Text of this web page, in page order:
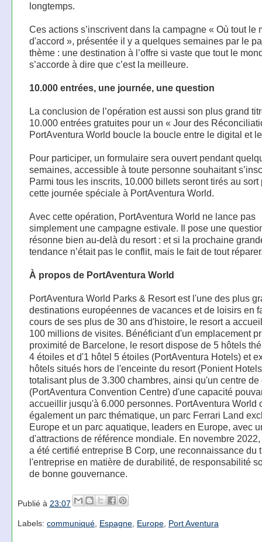
longtemps.
Ces actions s’inscrivent dans la campagne « Où tout le
d'accord », présentée il y a quelques semaines par le
thème : une destination à l’offre si vaste que tout le
s’accorde à dire que c’est la meilleure.
10.000 entrées, une journée, une question
La conclusion de l’opération est aussi son plus grand
10.000 entrées gratuites pour un « Jour des
PortAventura World boucle la boucle entre le digital et
Pour participer, un formulaire sera ouvert pendant
semaines, accessible à toute personne souhaitant
Parmi tous les inscrits, 10.000 billets seront tirés au sort
cette journée spéciale à PortAventura World.
Avec cette opération, PortAventura World ne lance pas
simplement une campagne estivale. Il pose une
résonne bien au-delà du resort : et si la prochaine
tendance n’était pas le conflit, mais le fait de tout
À propos de PortAventura World
PortAventura World Parks & Resort est l'une des plus
destinations européennes de vacances et de loisirs en
cours de ses plus de 30 ans d'histoire, le resort a
100 millions de visites. Bénéficiant d'un emplacement
proximité de Barcelone, le resort dispose de 5 hôtels
4 étoiles et d'1 hôtel 5 étoiles (PortAventura Hotels) et
hôtels situés hors de l'enceinte du resort (Ponient
totalisant plus de 3.300 chambres, ainsi qu'un centre de
(PortAventura Convention Centre) d'une capacité
accueillir jusqu'à 6.000 personnes. PortAventura World
également un parc thématique, un parc Ferrari Land
Europe et un parc aquatique, leaders en Europe, avec
d'attractions de référence mondiale. En novembre
a été certifié entreprise B Corp, une reconnaissance du
l'entreprise en matière de durabilité, de responsabilité
de bonne gouvernance.
Publié à 23:07
Labels: communiqué, Espagne, Europe, Port Aventura